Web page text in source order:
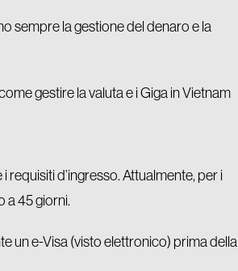
sempre la gestione del denaro e la
gestire la valuta e i Giga in Vietnam
requisiti d’ingresso. Attualmente, per i
a 45 giorni.
un e-Visa (visto elettronico) prima della